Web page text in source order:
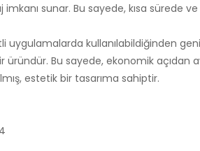
imkanı sunar. Bu sayede, kısa sürede
uygulamalarda kullanılabildiğinden
üründür. Bu sayede, ekonomik açıdan
estetik bir tasarıma sahiptir.